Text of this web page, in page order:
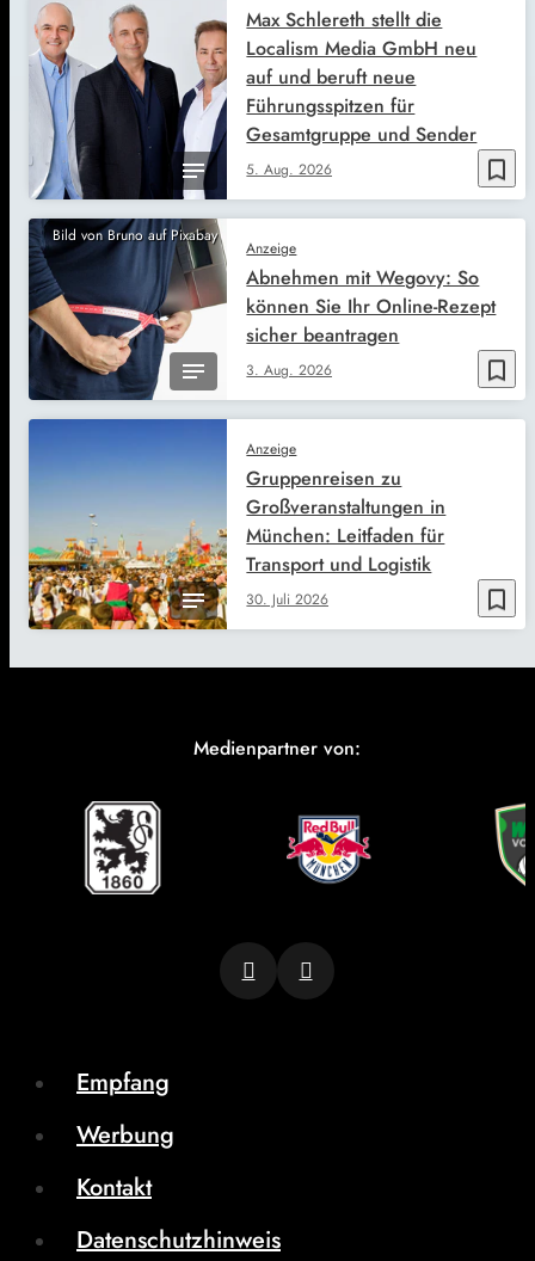
bookmark_border
5. Aug. 2026
Max Schlereth stellt die
Localism Media GmbH neu
auf und beruft neue
Führungsspitzen für
Gesamtgruppe und Sender
Bild von Bruno auf Pixabay
bookmark_border
Anzeige
3. Aug. 2026
Abnehmen mit Wegovy: So
können Sie Ihr Online-Rezept
sicher beantragen
bookmark_border
Anzeige
30. Juli 2026
Gruppenreisen zu
Großveranstaltungen in
München: Leitfaden für
Transport und Logistik
Medienpartner von:
Empfang
Werbung
Kontakt
Datenschutzhinweis